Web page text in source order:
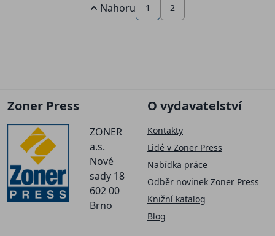
Nahoru 1 2
Zoner Press
ZONER
a.s.
Nové
sady 18
602 00
Brno
O vydavatelství
Kontakty
Lidé v Zoner Press
Nabídka práce
Odběr novinek Zoner Press
Knižní katalog
Blog